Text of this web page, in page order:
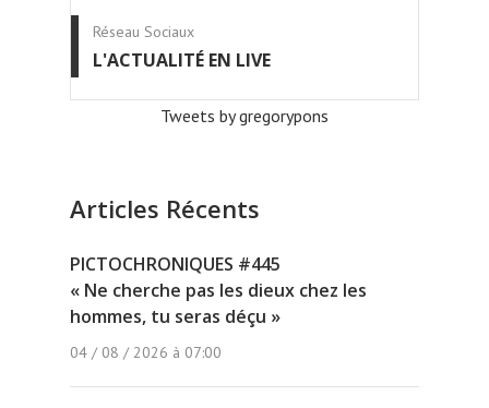
Réseau Sociaux
L'ACTUALITÉ EN LIVE
Tweets by gregorypons
Articles Récents
PICTOCHRONIQUES #445
« Ne cherche pas les dieux chez les
hommes, tu seras déçu »
04 / 08 / 2026 à 07:00